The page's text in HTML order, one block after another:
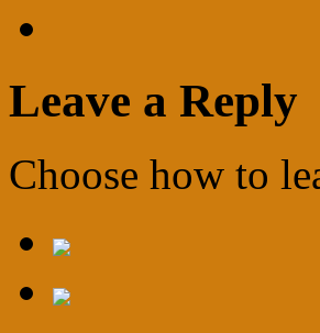
Leave a Reply
Choose how to